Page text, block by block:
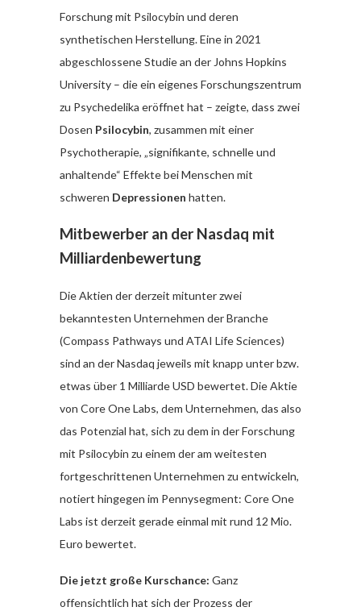
Forschung mit Psilocybin und deren
synthetischen Herstellung. Eine in 2021
abgeschlossene Studie an der Johns Hopkins
University – die ein eigenes Forschungszentrum
zu Psychedelika eröffnet hat – zeigte, dass zwei
Dosen Psilocybin, zusammen mit einer
Psychotherapie, „signifikante, schnelle und
anhaltende“ Effekte bei Menschen mit
schweren Depressionen hatten.
Mitbewerber an der Nasdaq mit
Milliardenbewertung
Die Aktien der derzeit mitunter zwei
bekanntesten Unternehmen der Branche
(Compass Pathways und ATAI Life Sciences)
sind an der Nasdaq jeweils mit knapp unter bzw.
etwas über 1 Milliarde USD bewertet. Die Aktie
von Core One Labs, dem Unternehmen, das also
das Potenzial hat, sich zu dem in der Forschung
mit Psilocybin zu einem der am weitesten
fortgeschrittenen Unternehmen zu entwickeln,
notiert hingegen im Pennysegment: Core One
Labs ist derzeit gerade einmal mit rund 12 Mio.
Euro bewertet.
Die jetzt große Kurschance: Ganz
offensichtlich hat sich der Prozess der